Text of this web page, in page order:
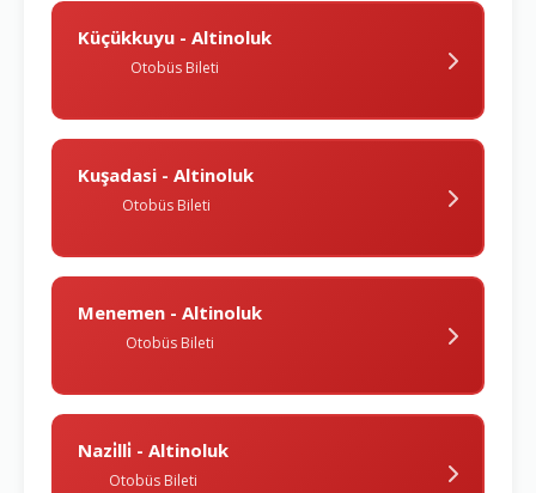
Küçükkuyu - Altinoluk
Otobüs Bileti
Kuşadasi - Altinoluk
Otobüs Bileti
Menemen - Altinoluk
Otobüs Bileti
Nazi̇lli̇ - Altinoluk
Otobüs Bileti